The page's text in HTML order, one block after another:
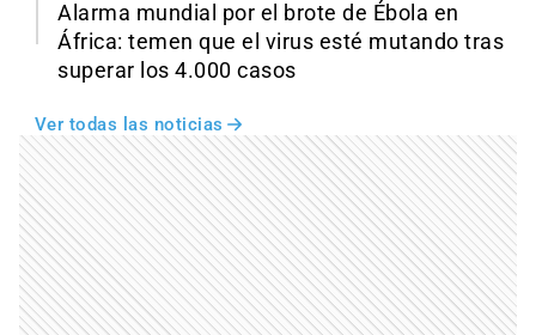
Alarma mundial por el brote de Ébola en
África: temen que el virus esté mutando tras
superar los 4.000 casos
Ver todas las noticias